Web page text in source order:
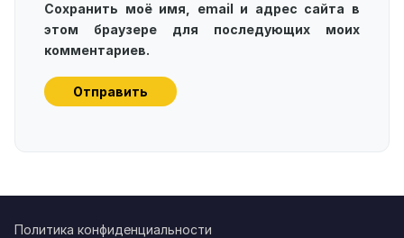
Сохранить моё имя, email и адрес сайта в
этом браузере для последующих моих
комментариев.
Политика конфиденциальности